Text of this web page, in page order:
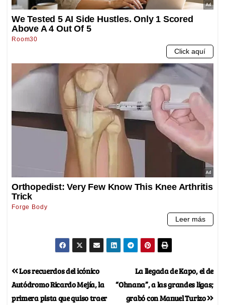
La llegada de Kapo, el de
“Ohnana”, a las grandes ligas;
grabó con Manuel Turizo
Los recuerdos del icónico
Autódromo Ricardo Mejía, la
primera pista que quiso traer